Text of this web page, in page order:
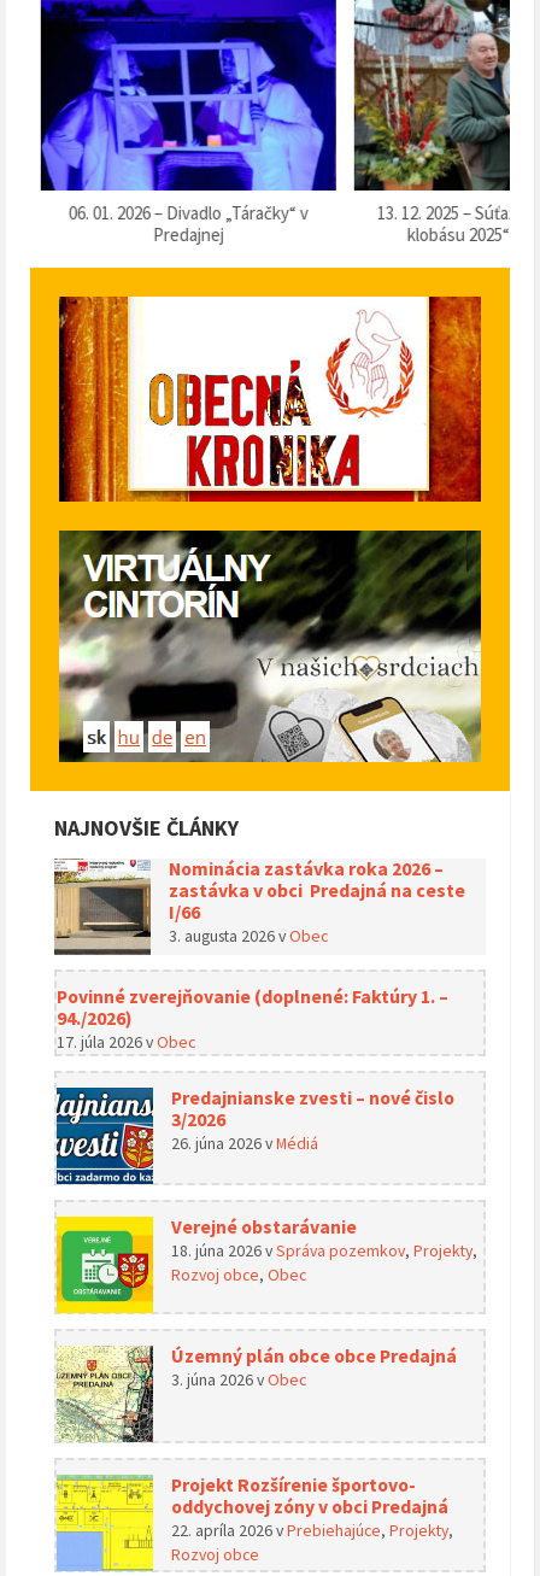
06. 01. 2026 – Divadlo „Táračky“ v
Predajnej
13. 12. 2025 – Súťaž o
klobásu 2025“ v
NAJNOVŠIE ČLÁNKY
Nominácia zastávka roka 2026 –
zastávka v obci Predajná na ceste
I/66
3. augusta 2026vObec
Povinné zverejňovanie (doplnené: Faktúry 1. –
94./2026)
17. júla 2026vObec
Predajnianske zvesti – nové čislo
3/2026
26. júna 2026vMédiá
Verejné obstarávanie
18. júna 2026vSpráva pozemkov, Projekty,
Rozvoj obce, Obec
Územný plán obce obce Predajná
3. júna 2026vObec
Projekt Rozšírenie športovo-
oddychovej zóny v obci Predajná
22. apríla 2026vPrebiehajúce, Projekty,
Rozvoj obce